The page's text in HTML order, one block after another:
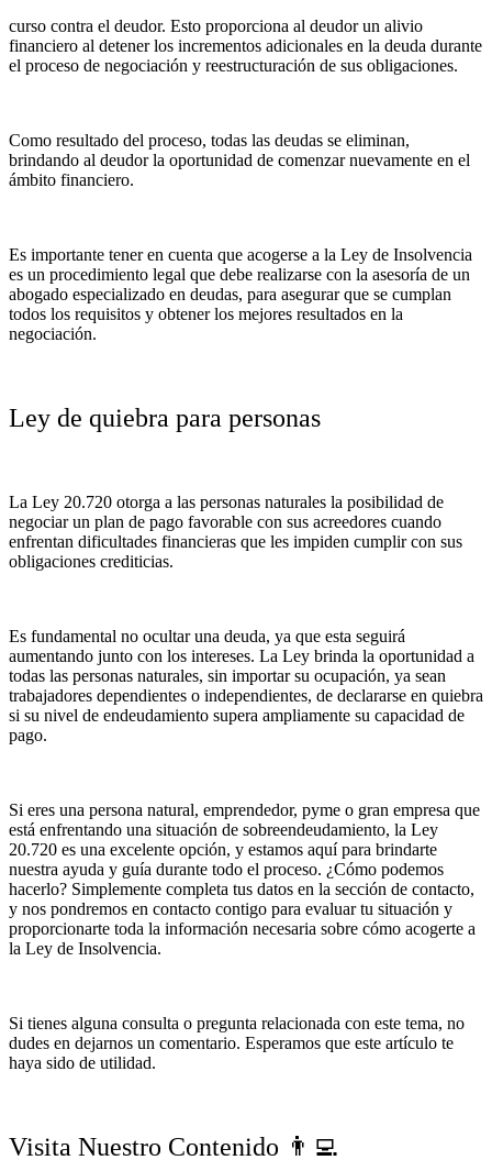
curso contra el deudor. Esto proporciona al deudor un alivio
financiero al detener los incrementos adicionales en la deuda durante
el proceso de negociación y reestructuración de sus obligaciones.
Como resultado del proceso, todas las deudas se eliminan,
brindando al deudor la oportunidad de comenzar nuevamente en el
ámbito financiero.
Es importante tener en cuenta que acogerse a la Ley de Insolvencia
es un procedimiento legal que debe realizarse con la asesoría de un
abogado especializado en deudas, para asegurar que se cumplan
todos los requisitos y obtener los mejores resultados en la
negociación.
Ley de quiebra para personas
La Ley 20.720 otorga a las personas naturales la posibilidad de
negociar un plan de pago favorable con sus acreedores cuando
enfrentan dificultades financieras que les impiden cumplir con sus
obligaciones crediticias.
Es fundamental no ocultar una deuda, ya que esta seguirá
aumentando junto con los intereses. La Ley brinda la oportunidad a
todas las personas naturales, sin importar su ocupación, ya sean
trabajadores dependientes o independientes, de declararse en quiebra
si su nivel de endeudamiento supera ampliamente su capacidad de
pago.
Si eres una persona natural, emprendedor, pyme o gran empresa que
está enfrentando una situación de sobreendeudamiento, la Ley
20.720 es una excelente opción, y estamos aquí para brindarte
nuestra ayuda y guía durante todo el proceso. ¿Cómo podemos
hacerlo? Simplemente completa tus datos en la sección de contacto,
y nos pondremos en contacto contigo para evaluar tu situación y
proporcionarte toda la información necesaria sobre cómo acogerte a
la Ley de Insolvencia.
Si tienes alguna consulta o pregunta relacionada con este tema, no
dudes en dejarnos un comentario. Esperamos que este artículo te
haya sido de utilidad.
Visita Nuestro Contenido 👨‍💻